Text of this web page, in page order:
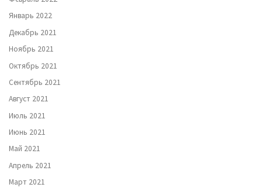
Январь 2022
Декабрь 2021
Ноябрь 2021
Октябрь 2021
Сентябрь 2021
Август 2021
Июль 2021
Июнь 2021
Май 2021
Апрель 2021
Март 2021